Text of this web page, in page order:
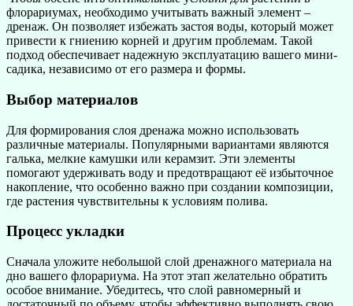
флорариумах, необходимо учитывать важный элемент –
дренаж. Он позволяет избежать застоя воды, который может
привести к гниению корней и другим проблемам. Такой
подход обеспечивает надежную эксплуатацию вашего мини-
садика, независимо от его размера и формы.
Выбор материалов
Для формирования слоя дренажа можно использовать
различные материалы. Популярными вариантами являются
галька, мелкие камушки или керамзит. Эти элементы
помогают удерживать воду и предотвращают её избыточное
накопление, что особенно важно при создании композиции,
где растения чувствительны к условиям полива.
Процесс укладки
Сначала уложите небольшой слой дренажного материала на
дно вашего флорариума. На этот этап желательно обратить
особое внимание. Убедитесь, что слой равномерный и